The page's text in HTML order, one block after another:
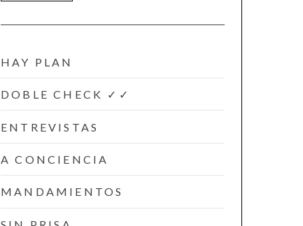
HAY PLAN
DOBLE CHECK ✓✓
ENTREVISTAS
A CONCIENCIA
MANDAMIENTOS